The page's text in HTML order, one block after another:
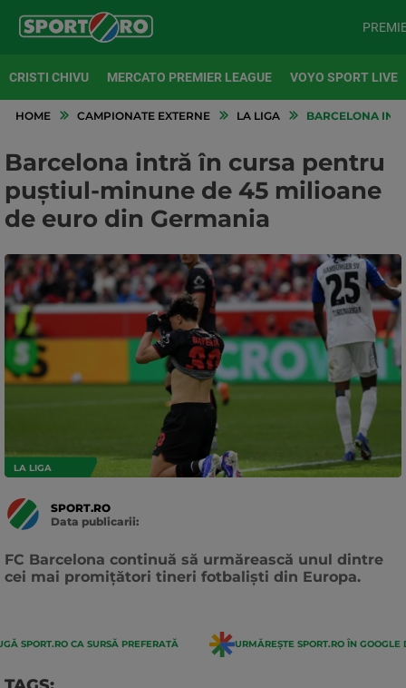
CRISTI CHIVU MERCATO PREMIER LEAGUE VOYO SPORT LIVE
HOME CAMPIONATE EXTERNE LA LIGA BARCELONA
Barcelona intră în cursa pentru
puștiul-minune de 45 milioane
de euro din Germania
LA LIGA
SPORT.RO
Data publicarii:
FC Barcelona continuă să urmărească unul dintre
cei mai promițători tineri fotbaliști din Europa.
SPORT.RO CA SURSĂ PREFERATĂ URMĂREȘTE SPORT.RO ÎN GOOGLE